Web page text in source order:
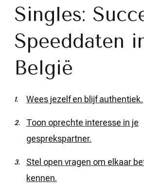
Singles:
Speeddaten
België
Wees jezelf en blijf authentiek.
Toon oprechte interesse in je
gesprekspartner.
Stel open vragen om elkaar
kennen.